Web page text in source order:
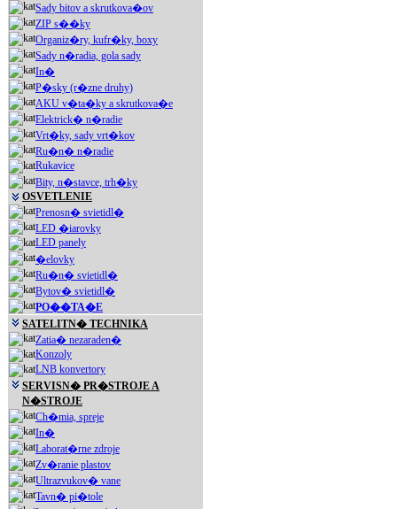
Sady bitov a skrutkova�ov
ZIP s��ky
Organiz�ry, kufr�ky, boxy
Sady n�radia, gola sady
In�
P�sky (r�zne druhy)
AKU v�ta�ky a skrutkova�e
Elektrick� n�radie
Vrt�ky, sady vrt�kov
Ru�n� n�radie
Rukavice
Bity, n�stavce, trh�ky
OSVETLENIE
Prenosn� svietidl�
LED �iarovky
LED panely
�elovky
Ru�n� svietidl�
Bytov� svietidl�
PO��TA�E
SATELITN� TECHNIKA
Zatia� nezaraden�
Konzoly
LNB konvertory
SERVISN� PR�STROJE A
N�STROJE
Ch�mia, spreje
In�
Laborat�rne zdroje
Zv�ranie plastov
Ultrazvukov� vane
Tavn� pi�tole